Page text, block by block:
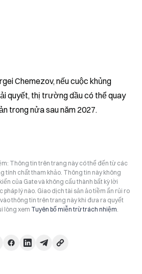
Chemezov, nếu cuộc khủng
quyết, thị trường dầu có thể quay
trong nửa sau năm 2027.
Thông tin trên trang này có thể đến từ các
tính chất tham khảo. Thông tin này không
của Gate và không cấu thành bất kỳ lời
pháp lý nào. Giao dịch tài sản ảo tiềm ẩn rủi ro
thông tin trên trang này khi đưa ra quyết
lòng xem Tuyên bố miễn trừ trách nhiệm.